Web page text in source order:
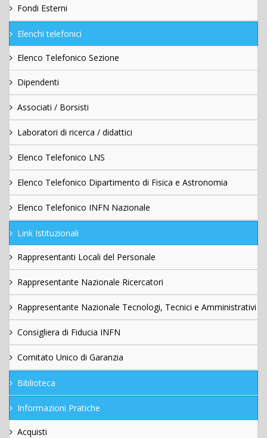
Fondi Esterni
Elenchi telefonici
Elenco Telefonico Sezione
Dipendenti
Associati / Borsisti
Laboratori di ricerca / didattici
Elenco Telefonico LNS
Elenco Telefonico Dipartimento di Fisica e Astronomia
Elenco Telefonico INFN Nazionale
Link Istituzionali
Rappresentanti Locali del Personale
Rappresentante Nazionale Ricercatori
Rappresentante Nazionale Tecnologi, Tecnici e Amministrativi
Consigliera di Fiducia INFN
Comitato Unico di Garanzia
Biblioteca
Informazioni Pratiche
Acquisti